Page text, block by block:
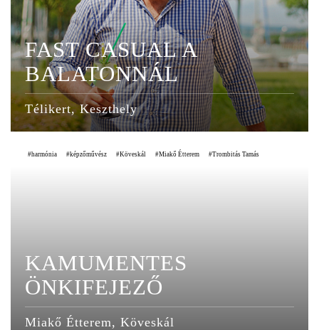
FAST CASUAL A
BALATONNÁL
Télikert, Keszthely
harmónia képzőművész Köveskál Miakő Étterem Trombitás Tamás
KAMUMENTES
ÖNKIFEJEZŐ
Miakő Étterem, Köveskál